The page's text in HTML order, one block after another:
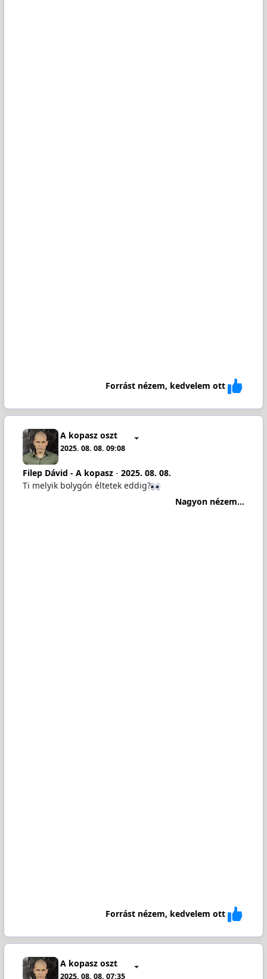
Forrást nézem, kedvelem ott
A kopasz oszt
2025. 08. 08. 09:08
Filep Dávid - A kopasz- 2025. 08. 08.
Ti melyik bolygón éltetek eddig?
Nagyon nézem...
Forrást nézem, kedvelem ott
A kopasz oszt
2025. 08. 08. 07:35